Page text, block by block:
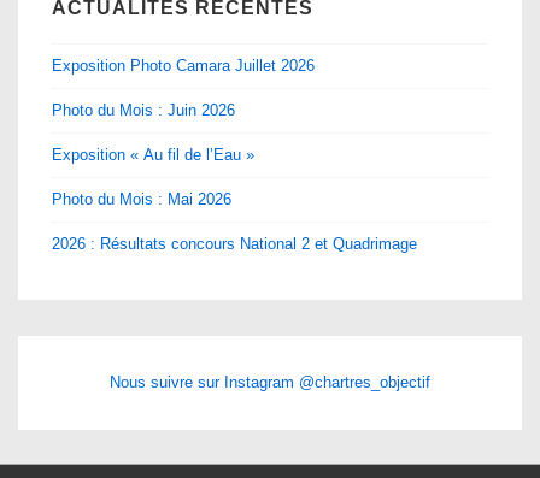
ACTUALITÉS RÉCENTES
Exposition Photo Camara Juillet 2026
Photo du Mois : Juin 2026
Exposition « Au fil de l’Eau »
Photo du Mois : Mai 2026
2026 : Résultats concours National 2 et Quadrimage
Nous suivre sur Instagram @chartres_objectif